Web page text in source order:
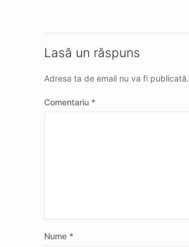
Lasă un răspuns
Adresa ta de email nu va fi publicată.
Comentariu *
Nume *